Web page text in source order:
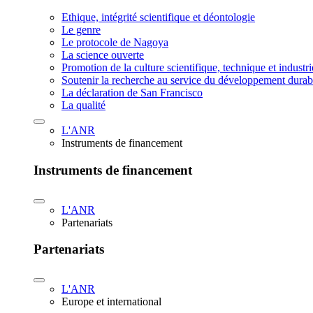
Ethique, intégrité scientifique et déontologie
Le genre
Le protocole de Nagoya
La science ouverte
Promotion de la culture scientifique, technique et
Soutenir la recherche au service du développement
La déclaration de San Francisco
La qualité
L'ANR
Instruments de financement
Instruments de financement
L'ANR
Partenariats
Partenariats
L'ANR
Europe et international